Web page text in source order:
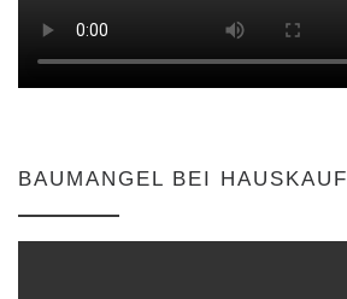
BAUMANGEL BEI HAUSKAUF